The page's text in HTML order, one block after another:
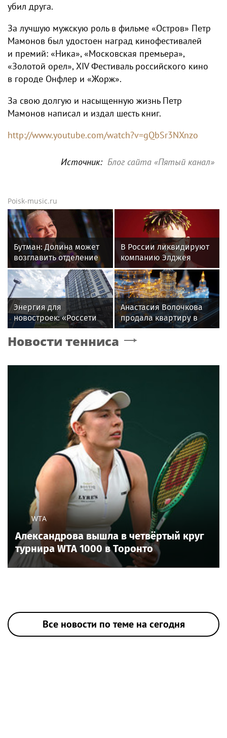
убил друга.
За лучшую мужскую роль в фильме «Остров» Петр
Мамонов был удостоен наград кинофестивалей
и премий: «Ника», «Московская премьера»,
«Золотой орел», XIV Фестиваль российского кино
в городе Онфлер и «Жорж».
За свою долгую и насыщенную жизнь Петр
Мамонов написал и издал шесть книг.
http://www.youtube.com/watch?v=gQbSr3NXnzo
Источник: Блог сайта «Пятый канал»
Poisk-music.ru
Бутман: Долина может
возглавить отделение
вокала в первом в РФ
джазовом вузе
В России ликвидируют
компанию Элджея
Энергия для
новостроек: «Россети
Новосибирск»
обеспечили почти 12
Анастасия Волочкова
продала квартиру в
Питере из-за суда с УК
Новости тенниса
WTA
Александрова вышла в четвёртый круг
турнира WTA 1000 в Торонто
Все новости по теме на сегодня